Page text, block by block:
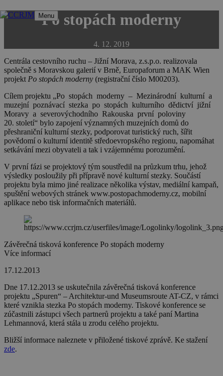
Přeskočit
Menu
Po stopách moderny
4. 12. 2019
Centrála cestovního ruchu – Jižní Morava, z.s.p.o. realizovala
společně s Moravskou galerií v Brně, Europaforum a MAK Wien
projekt Po stopách moderny (registrační číslo M00203).
Cílem projektu „Po stopách moderny – Mezinárodní kulturní a
muzejní poznávací stezka po stopách kulturního dědictví jižní
Moravy a severovýchodního Rakouska první poloviny
20. století“ bylo zapojení významných muzejních domů do
přeshraniční kulturní stezky, podporovat turistický ruch, šířit
povědomí o kulturní identitě středoevropského regionu, napomáhat
setkávání mezi obyvateli a tak i vzájemnému porozumění.
V první fázi se projektový tým soustředil na průzkum trhu, jehož
výsledky posloužily při přípravě nové kulturní stezky. Součástí
projektu byla mimo jiné realizace několika výstav, mediální kampaň,
spuštění webových stránek www.postopachmoderny.cz, mobilní
aplikace nebo tisk informačních materiálů.
Závěrečná tisková konference Po stopách moderny
Více informací
17.12.2013
Dne 17.12.2013 se uskutečnila závěrečná tisková konference
projektu „Spuren“ – Architektur-und Museumsroute AT-CZ, v rámci
které vznikla stezka Po stopách moderny. Tiskové konference se
zúčastnili zástupci všech partnerů projektu a také paní Martina
Lehmannová, která stála u zrodu celého projektu.
Bližší informace naleznete v přiložené tiskové zprávě. Ke stažení
zde.